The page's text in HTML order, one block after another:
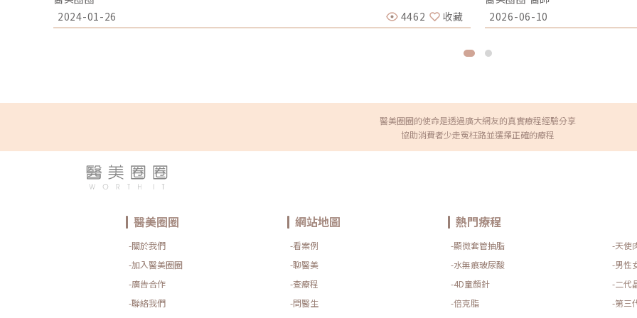
料，無色無味的膠狀物注入至人體，有效填補凹陷部位，增添飽滿豐盈的效果。主要是透
過在鼻部的骨膜層和筋膜層注射玻尿酸，以調整鼻部的扁平、鼻樑，並重新塑造鼻部線
原、能夠迅速回歸正常工作生活的人 想局部精細雕塑、進行微調 考慮隆鼻手術前希望能預
先了解效果的人玻尿酸能夠被人體吸收代謝，相對於手術而言，玻尿酸隆鼻的價格更加親
民，特別適合預算有限的小資族，或是初次體驗醫美的新手。玻尿酸隆鼻是否會造成鼻樑
變寬？或許大家曾經聽說過，有些人在接受完玻尿酸隆鼻後，發現山根或鼻側出現變塌變
寬的狀況。這種情況是如何發生的呢？以下我們將解釋在注射玻尿酸後可能導致鼻型改變
構不穩定，易於發生向外擴散的現象。特別是在施打部位有較大弧度或是較狹窄的情況
下，因此玻尿酸可能會逐漸擴散，打完山根玻尿酸後引起鼻型變寬。 劑量多寡在進行療程
型，而盲目追求高劑量。 醫師審美和技術尤其要留意的是，醫師是否具有優越的美感與專
業技術，對於塑造完美鼻型非常重要。建議在玻尿酸隆鼻前，花時間進行比較與諮詢，尋
找具有信賴度的醫師，並與自己的審美觀相符，避免未來無法預期的困擾。玻尿酸隆鼻有
哪些缺點？雖然施打玻尿酸能夠避免手術風險和冗長的恢復期，但仍有缺點及後遺症。注
射山根維持的時間較短暫，加上人體會吸收和代謝，因此效果通常僅能維持約1年至1年
半，需要定期進行注射以維持效果。此外，玻尿酸調整鼻部的幅度上有限，難以實現太大
程度的改變。如果選用質地較軟、支撐力不足的玻尿酸，後續會出現漸漸扁塌和擴散，最
終導致鼻部變寬。因此，在選擇玻尿酸質地時需謹慎考慮。玻尿酸隆鼻會有什麼後遺症？
在接受玻尿酸療程前、後，如果同時服用影響代謝循環的藥物，可能會提升瘀青的風險。
2024-01-26
4462 收藏
聽過皮秒、聽過電波，但對於
分是微晶瓷粒子（CaHA），這
空間填充，改善凹陷。 長效再
集，並誘導其開始大量分泌「自
的高黏彈性。 拒絕位移的穩定
筋」般精準錨定。對於需要強大
極佳的支撐，不會因為日常表情
的向量施打技術，我們能將鬆弛
自然，因為支撐妳臉龐的是妳
的精準應用：哪些部位最適合？
亮眼： 中臉蘋果肌支撐：解決
雕塑：針對下顎線模糊、嘴邊肉
填充：改善因鼻基底凹陷導致的
察：再生，是為了更長久的自然
誘導產生的膠原蛋白與妳原生的
追求一次性的過度填補，而是
短跑。選擇正確的再生技術，
2026-06-10
醫美圈圈的使命是透過廣大網友的真實療程經驗分享
協助消費者少走冤枉路並選擇正確的療程
醫美圈圈
-關於我們
-加入醫美圈圈
-廣告合作
-聯絡我們
網站地圖
-看案例
-聊醫美
-查療程
-問醫生
熱門療程
-顯微套管抽脂
-天使
-水無痕玻尿酸
-男性
-4D童顏針
-二代
-倍克脂
-第三